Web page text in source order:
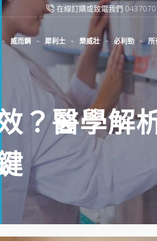
滿2000台幣免運費
威而鋼 犀利士 樂威壯 必利勁 所
？醫學解